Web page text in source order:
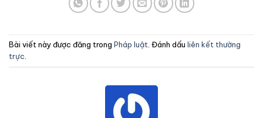
Bài viết này được đăng trong Pháp luật. Đánh dấu liên kết thường
trực.